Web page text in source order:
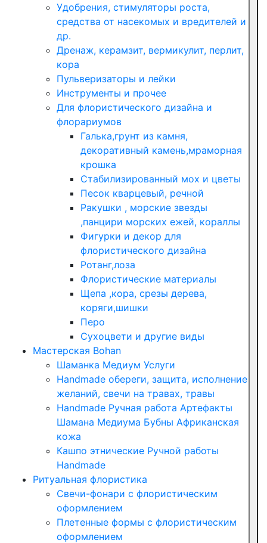
Удобрения, стимуляторы роста,
средства от насекомых и вредителей и
др.
Дренаж, керамзит, вермикулит, перлит,
кора
Пульверизаторы и лейки
Инструменты и прочее
Для флористического дизайна и
флорариумов
Галька,грунт из камня,
декоративный камень,мраморная
крошка
Стабилизированный мох и цветы
Песок кварцевый, речной
Ракушки , морские звезды
,панцири морских ежей, кораллы
Фигурки и декор для
флористического дизайна
Ротанг,лоза
Флористические материалы
Щепа ,кора, срезы дерева,
коряги,шишки
Перо
Сухоцвети и другие виды
Мастерская Bohan
Шаманка Медиум Услуги
Handmade обереги, защита, исполнение
желаний, свечи на травах, травы
Handmade Ручная работа Артефакты
Шамана Медиума Бубны Африканская
кожа
Кашпо этнические Ручной работы
Handmade
Ритуальная флористика
Свечи-фонари с флористическим
оформлением
Плетенные формы с флористическим
оформлением